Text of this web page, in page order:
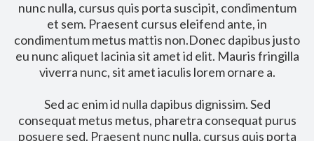
nunc nulla, cursus quis porta suscipit, condimentum
et sem. Praesent cursus eleifend ante, in
condimentum metus mattis non.Donec dapibus justo
eu nunc aliquet lacinia sit amet id elit. Mauris fringilla
viverra nunc, sit amet iaculis lorem ornare a.
Sed ac enim id nulla dapibus dignissim. Sed
consequat metus metus, pharetra consequat purus
posuere sed. Praesent nunc nulla, cursus quis porta